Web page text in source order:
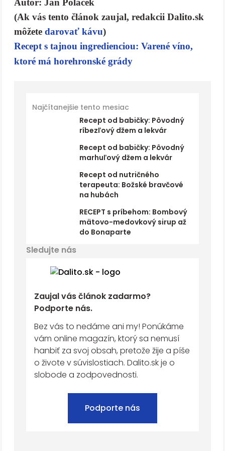
Autor: Ján Poláček
(Ak vás tento článok zaujal, redakcii Dalito.sk
môžete darovať kávu)
Recept s tajnou ingredienciou: Varené víno,
ktoré má horehronské grády
Najčítanejšie tento mesiac
Recept od babičky: Pôvodný
ríbezľový džem a lekvár
Recept od babičky: Pôvodný
marhuľový džem a lekvár
Recept od nutričného
terapeuta: Božské bravčové
na hubách
RECEPT s príbehom: Bombový
mätovo-medovkový sirup až
do Bonaparte
Sledujte nás
Zaujal vás článok zadarmo?
Podporte nás.
Bez vás to nedáme ani my! Ponúkáme
vám online magazín, ktorý sa nemusí
hanbiť za svoj obsah, pretože žije a píše
o živote v súvislostiach. Dalito.sk je o
slobode a zodpovednosti.
Podporte nás